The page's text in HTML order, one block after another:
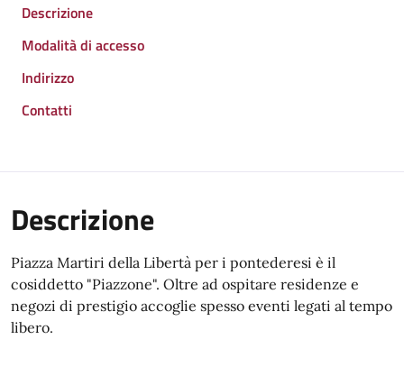
Descrizione
Modalità di accesso
Indirizzo
Contatti
Descrizione
Piazza Martiri della Libertà per i pontederesi è il
cosiddetto "Piazzone". Oltre ad ospitare residenze e
negozi di prestigio accoglie spesso eventi legati al tempo
libero.